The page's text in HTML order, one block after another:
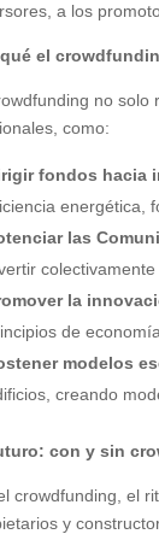
a los
el
no solo
como:
fondos hacia
energética,
las
la
de
modelos
creando
con y sin
crowdfunding, el
y